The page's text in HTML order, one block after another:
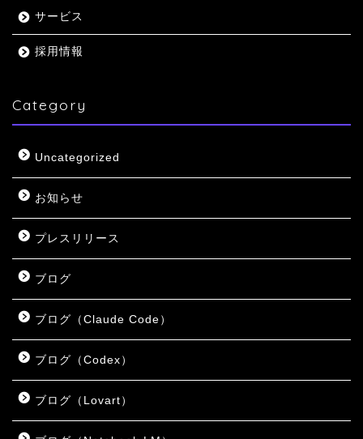
サービス
採用情報
Category
Uncategorized
お知らせ
プレスリリース
ブログ
ブログ（Claude Code）
ブログ（Codex）
ブログ（Lovart）